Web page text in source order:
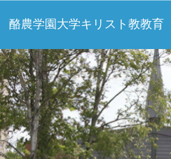
酪農学園大学キリスト教教育